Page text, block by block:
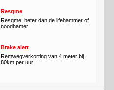
Resqme
Resqme: beter dan de lifehammer of
noodhamer
Brake alert
Remwegverkorting van 4 meter bij
80km per uur!